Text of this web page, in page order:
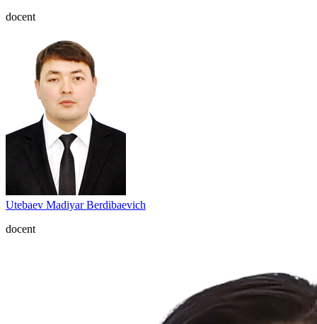
docent
Utebaev Madiyar Berdibaevich
docent